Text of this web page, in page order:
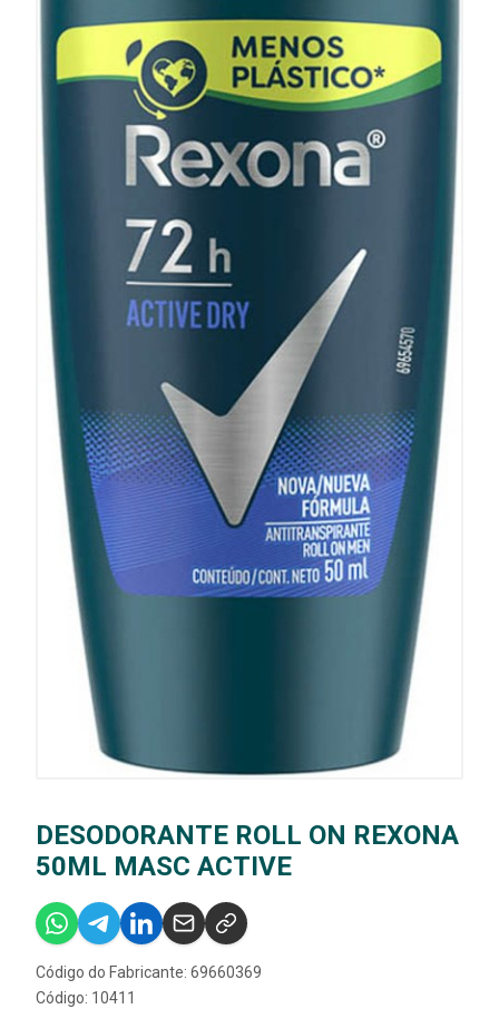
DESODORANTE ROLL ON REXONA
50ML MASC ACTIVE
Código do Fabricante: 69660369
Código: 10411